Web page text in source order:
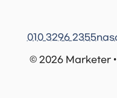
© 2026 Marketer
010 3296 2355